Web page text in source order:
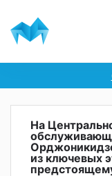
На
из ключевых